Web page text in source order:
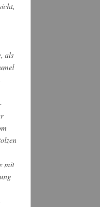
als
mit